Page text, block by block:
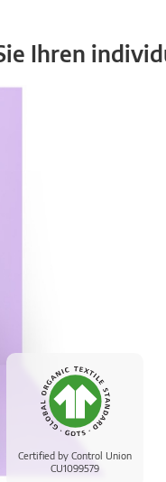
Ihren
Certified by Control Union
CU1099579